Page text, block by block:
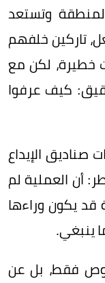
وتستعد
تاركين خلفهم
خطيرة، لكن مع
كيف عرفوا
صناديق الإيداع
أن العملية لم
يكون وراءها
ينبغي.
فقط، بل عن